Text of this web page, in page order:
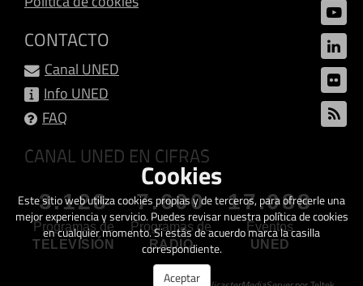
CONTACTO
Canal UNED
Info UNED
FAQ
CANAL UNED EN CIFRAS
3.128
Programas de
TELEVISIÓN
7.600
Programas de
RADIO
17.088
Eventos
UNED
Cookies
Este sitio web utiliza cookies propias y de terceros, para ofrecerle una
mejor experiencia y servicio. Puedes revisar nuestra política de cookies
en cualquier momento. Si estás de acuerdo marca la casilla
correspondiente.
Aceptar